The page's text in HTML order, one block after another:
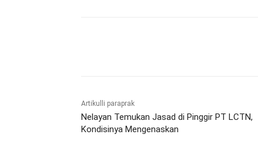
Artikulli paraprak
Nelayan Temukan Jasad di Pinggir PT LCTN,
Kondisinya Mengenaskan